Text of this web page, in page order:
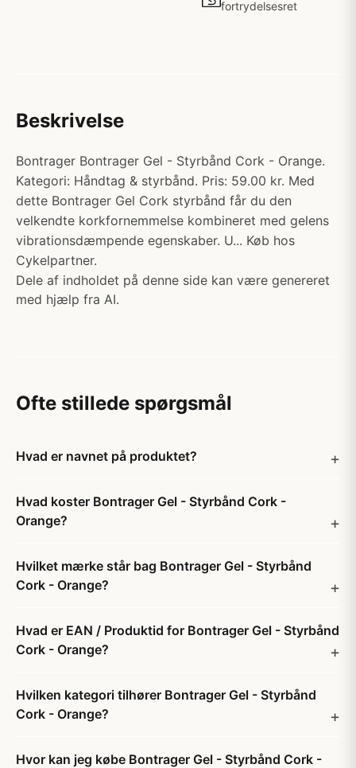
fortrydelsesret
Beskrivelse
Bontrager Bontrager Gel - Styrbånd Cork - Orange.
Kategori: Håndtag & styrbånd. Pris: 59.00 kr. Med
dette Bontrager Gel Cork styrbånd får du den
velkendte korkfornemmelse kombineret med gelens
vibrationsdæmpende egenskaber. U... Køb hos
Cykelpartner.
Dele af indholdet på denne side kan være genereret
med hjælp fra AI.
Ofte stillede spørgsmål
Hvad er navnet på produktet?
Hvad koster Bontrager Gel - Styrbånd Cork -
Orange?
Hvilket mærke står bag Bontrager Gel - Styrbånd
Cork - Orange?
Hvad er EAN / Produktid for Bontrager Gel - Styrbånd
Cork - Orange?
Hvilken kategori tilhører Bontrager Gel - Styrbånd
Cork - Orange?
Hvor kan jeg købe Bontrager Gel - Styrbånd Cork -